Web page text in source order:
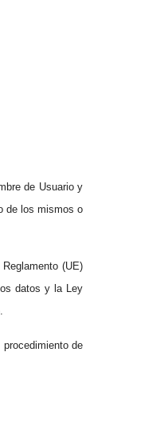
de Usuario y
de los mismos o
(UE)
datos y la Ley
de